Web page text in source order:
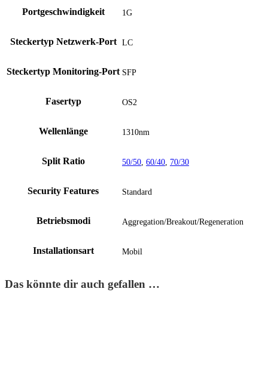
Portgeschwindigkeit 1G
Steckertyp Netzwerk-Port LC
Steckertyp Monitoring-Port SFP
Fasertyp OS2
Wellenlänge 1310nm
Split Ratio 50/50 60/40 70/30
Security Features Standard
Betriebsmodi Aggregation/Breakout/Regeneration
Installationsart Mobil
Das könnte dir auch gefallen …